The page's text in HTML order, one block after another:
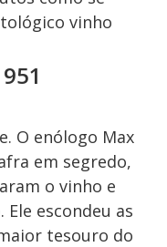
vinho
O enólogo Max
em segredo,
o vinho e
escondeu as
tesouro do